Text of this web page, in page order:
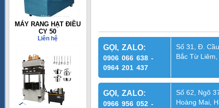
MÁY RANG HẠT ĐIỀU
CY 50
Liên hệ
GỌI, ZALO:
0906 066 638 -
0964 201 437
Số 31, Đ.
Bắc Từ
GỌI, ZALO:
0966 956 052 -
Số 62, Ngõ
Hoàng Mai,